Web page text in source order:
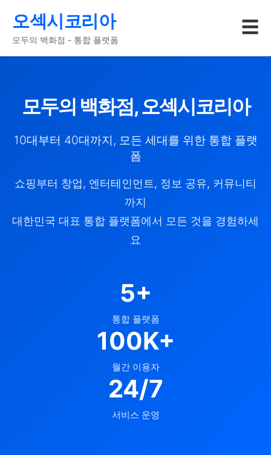
오섹시코리아
모두의 백화점 - 통합 플랫폼
☰
모두의 백화점, 오섹시코리아
10대부터 40대까지, 모든 세대를 위한 통합 플랫
폼
쇼핑부터 창업, 엔터테인먼트, 정보 공유, 커뮤니티
까지
대한민국 대표 통합 플랫폼에서 모든 것을 경험하세
요
5+
통합 플랫폼
100K+
월간 이용자
24/7
서비스 운영